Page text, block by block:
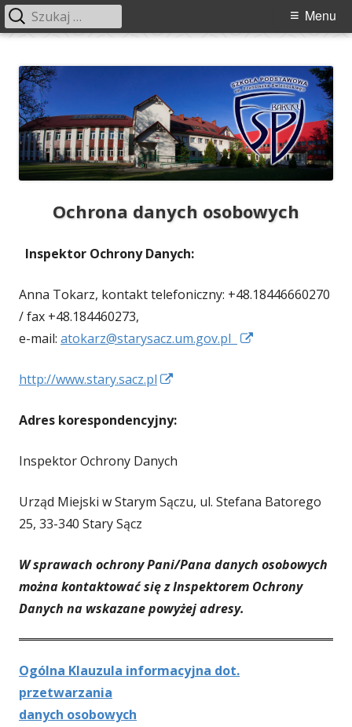
treści
Świebockiego w Barcicach
Menu
Menu
Szukaj:
Ochrona danych osobowych
Inspektor Ochrony Danych:
Anna Tokarz, kontakt telefoniczny: +48.18446660270
/ fax +48.184460273,
e-mail: atokarz@starysacz.um.gov.pl
http://www.stary.sacz.pl
się
nowym
Adres korespondencyjny:
Inspektor Ochrony Danych
Urząd Miejski w Starym Sączu, ul. Stefana Batorego
25, 33-340 Stary Sącz
W sprawach ochrony Pani/Pana danych osobowych
można kontaktować się z Inspektorem Ochrony
Danych na wskazane powyżej adresy.
Ogólna Klauzula informacyjna dot.
przetwarzania
danych osobowych